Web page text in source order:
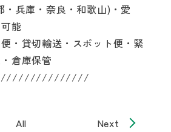
兵庫・奈良・和歌山)・愛
能
・貸切輸送・スポット便・緊
倉庫保管
All Next